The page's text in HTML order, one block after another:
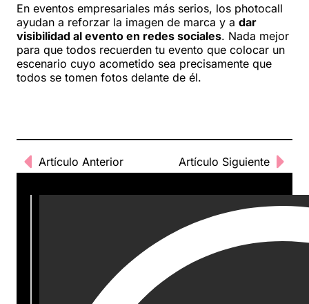
En eventos empresariales más serios, los photocall
ayudan a reforzar la imagen de marca y a dar
visibilidad al evento en redes sociales. Nada mejor
para que todos recuerden tu evento que colocar un
escenario cuyo acometido sea precisamente que
todos se tomen fotos delante de él.
Artículo Anterior Artículo Siguiente